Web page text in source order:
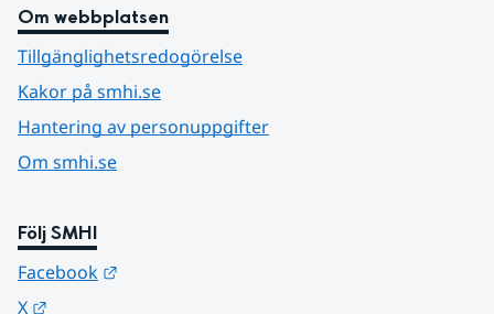
Om webbplatsen
Tillgänglighetsredogörelse
Kakor på smhi.se
Hantering av personuppgifter
Om smhi.se
Följ SMHI
Facebook
X